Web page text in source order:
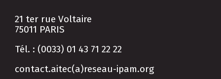
21 ter rue Voltaire
75011 PARIS
Tél. : (0033) 01 43 71 22 22
contact.aitec(a)reseau-ipam.org